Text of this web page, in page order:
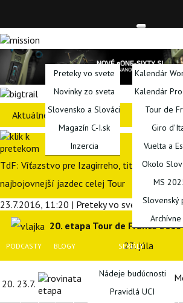
TITULKA
Preteky vo svete
Novinky zo sveta
Slovensko a Slováci
Magazín C-I.sk
Inzercia
Kalendár
Kalendár
Tour de
Giro
Vuelta a
Okolo
MS
Slovenský
PODCASTY BLOGY SERIÁLY
Nádeje budúcnosti
Pravidlá UCI
Aktuálne preteky
TdF: Víťazstvo pre Izagirreho, titul pre
najbojovnejší jazdec celej Tour
23.7.2016, 11:20 | Preteky vo svete | Tomáš
20. etapa Tour de France 2016
23. júla
20. 23.7.
Megéve >
Avoriaz